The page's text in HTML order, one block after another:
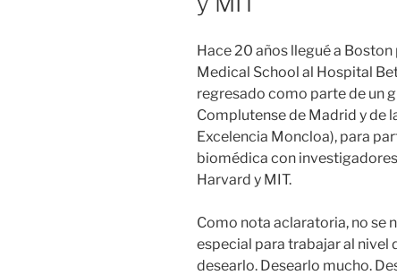
Hace 20 años llegué a
Medical School al Hospital
regresado como parte de un
Complutense de Madrid y de
Excelencia Moncloa), para
biomédica con
Harvard y MIT.
Como nota aclaratoria, no se
especial para trabajar al nivel
desearlo. Desearlo mucho.